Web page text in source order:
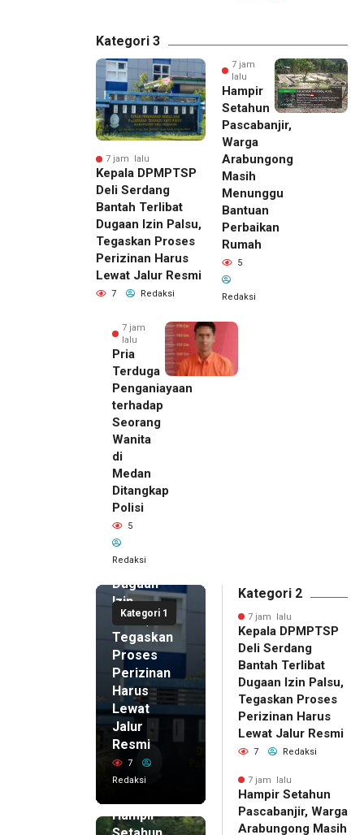
Kategori 3
7 jam lalu
Kepala DPMPTSP
Deli Serdang
Bantah Terlibat
Dugaan Izin Palsu,
Tegaskan Proses
Perizinan Harus
Lewat Jalur Resmi
7 Redaksi
7 jam
lalu
Hampir
Setahun
Pascabanjir,
Warga
Arabungong
Masih
Menunggu
Bantuan
Perbaikan
Rumah
5
Redaksi
7 jam
lalu
Pria
Terduga
Penganiayaan
terhadap
Seorang
Wanita
di
Medan
Ditangkap
Polisi
5
Redaksi
Kategori 1
7 jam lalu
Kepala
DPMPTSP
Deli
Serdang
Bantah
Terlibat
Dugaan
Izin
Palsu,
Tegaskan
Proses
Perizinan
Harus
Lewat
Jalur
Resmi
7
Redaksi
Hampir
Kategori 2
7 jam lalu
Kepala DPMPTSP
Deli Serdang
Bantah Terlibat
Dugaan Izin Palsu,
Tegaskan Proses
Perizinan Harus
Lewat Jalur Resmi
7 Redaksi
7 jam lalu
Hampir Setahun
Pascabanjir, Warga
Arabungong Masih